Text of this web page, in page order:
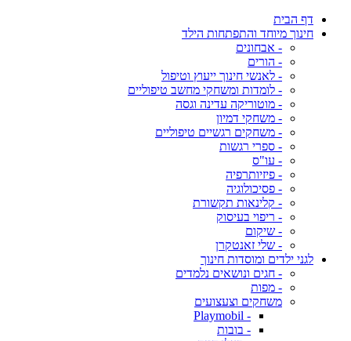
דף הבית
חינוך מיוחד והתפתחות הילד
- אבחונים
- הורים
- לאנשי חינוך ייעוץ וטיפול
- לומדות ומשחקי מחשב טיפוליים
- מוטוריקה עדינה וגסה
- משחקי דמיון
- משחקים רגשיים טיפוליים
- ספרי רגשות
- עו"ס
- פיזיותרפיה
- פסיכולוגיה
- קלינאות תקשורת
- ריפוי בעיסוק
- שיקום
- שלי זאנטקרן
לגני ילדים ומוסדות חינוך
- חגים ונושאים נלמדים
- מפות
משחקים וצעצועים
- Playmobil
- בובות